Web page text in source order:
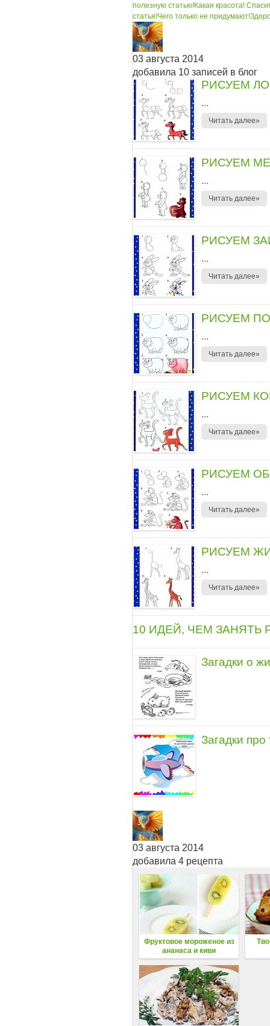
полезную статью!Какая красота!
статья!Чего только не придумают!
03 августа 2014
добавила 10 записей в блог
РИСУЕМ
...
Читать далее»
РИСУЕМ
...
Читать далее»
РИСУЕМ
...
Читать далее»
РИСУЕМ
...
Читать далее»
РИСУЕМ
...
Читать далее»
РИСУЕМ
...
Читать далее»
РИСУЕМ
...
Читать далее»
10 ИДЕЙ, ЧЕМ ЗАНЯТЬ
Загадки о
Загадки про
03 августа 2014
добавила 4 рецепта
Фруктовое мороженое из
ананаса и киви